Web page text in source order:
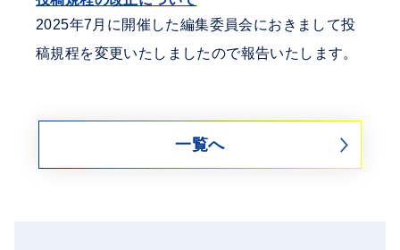
2025年7月に開催した編集委員会におきまして投
稿規程を変更いたしましたので報告いたします。
一覧へ